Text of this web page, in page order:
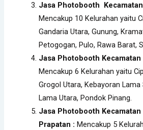
Jasa Photobooth
Mencakup 10 Kelurahan yaitu
Gandaria Utara, Gunung,
Petogogan, Pulo, Rawa Barat,
Jasa Photobooth Kecamatan
Mencakup 6 Kelurahan yaitu
Grogol Utara, Kebayoran
Lama Utara, Pondok Pinang.
Jasa Photobooth Kecamatan
Prapatan : Mencakup 5